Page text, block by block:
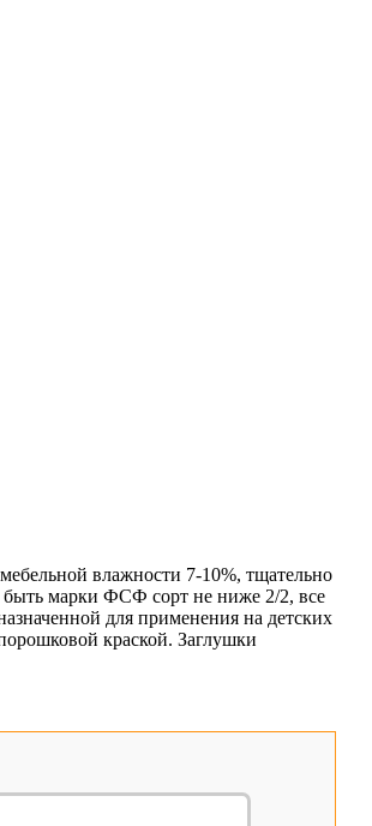
влажности 7-10%, тщательно
быть марки ФСФ сорт не ниже 2/2, все
для применения на детских
краской. Заглушки